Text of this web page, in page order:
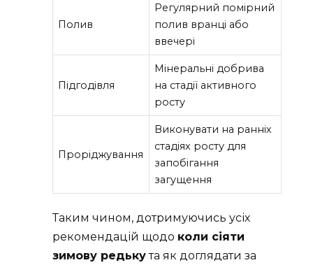
Полив
Регулярний помірний
полив вранці або
ввечері
Підгодівля
Мінеральні добрива
на стадії активного
росту
Проріджування
Виконувати на ранніх
стадіях росту для
запобігання
загущення
Таким чином, дотримуючись усіх
рекомендацій щодо коли сіяти
зимову редькута як доглядати за